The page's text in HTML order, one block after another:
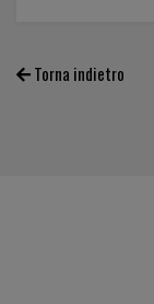
Torna indietro